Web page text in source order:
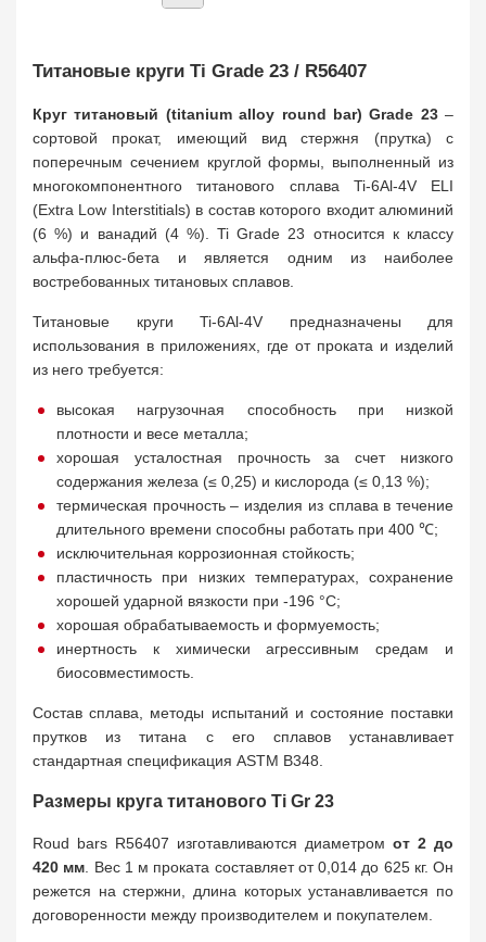
Титановые круги Ti Grade 23 / R56407
Круг титановый (titanium alloy round bar) Grade 23–
сортовой прокат, имеющий вид стержня (прутка) с
поперечным сечением круглой формы, выполненный из
многокомпонентного титанового сплава Ti-6Al-4V ELI
(Extra Low Interstitials) в состав которого входит алюминий
(6 %) и ванадий (4 %). Ti Grade 23 относится к классу
альфа-плюс-бета и является одним из наиболее
востребованных титановых сплавов.
Титановые круги Ti-6Al-4V предназначены для
использования в приложениях, где от проката и изделий
из него требуется:
высокая нагрузочная способность при низкой
плотности и весе металла;
хорошая усталостная прочность за счет низкого
содержания железа (≤ 0,25) и кислорода (≤ 0,13 %);
термическая прочность – изделия из сплава в течение
длительного времени способны работать при 400 ℃;
исключительная коррозионная стойкость;
пластичность при низких температурах, сохранение
хорошей ударной вязкости при -196 °C;
хорошая обрабатываемость и формуемость;
инертность к химически агрессивным средам и
биосовместимость.
Состав сплава, методы испытаний и состояние поставки
прутков из титана с его сплавов устанавливает
стандартная спецификация ASTM B348.
Размеры круга титанового Ti Gr 23
Roud bars R56407 изготавливаются диаметром от 2 до
420 мм . Вес 1 м проката составляет от 0,014 до 625 кг. Он
режется на стержни, длина которых устанавливается по
договоренности между производителем и покупателем.